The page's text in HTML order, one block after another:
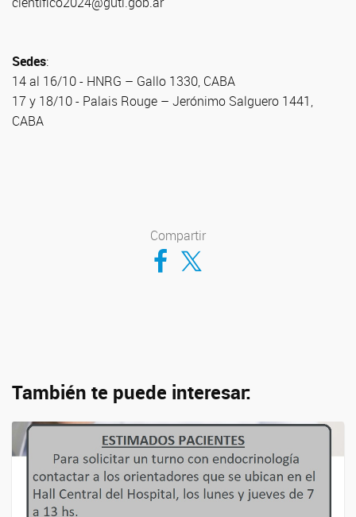
Sedes:
14 al 16/10 - HNRG – Gallo 1330, CABA
17 y 18/10 - Palais Rouge – Jerónimo Salguero 1441,
CABA
Compartir
Compartir en Facebook
Compartir en Twitter
También te puede interesar: